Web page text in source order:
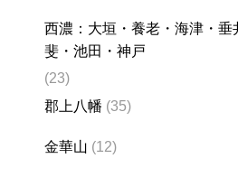
西濃：大垣・養老・海津・垂
斐・池田・神戸
(23)
郡上八幡 (35)
金華山 (12)